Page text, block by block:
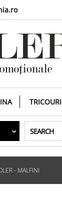
TRICOURI
SEARCH
- MALFINI